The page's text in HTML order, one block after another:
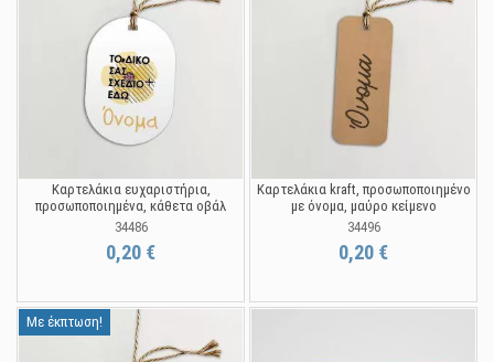
Καρτελάκια ευχαριστήρια,
προσωποποιημένα, κάθετα οβάλ
34486
0,20 €
Καρτελάκια kraft, προσωποποιημένο
με όνομα, μαύρο κείμενο
34496
0,20 €
Με έκπτωση!